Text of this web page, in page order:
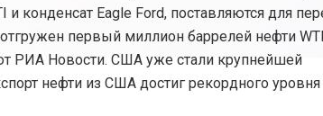
конденсат Eagle Ford, поставляются для
первый миллион баррелей нефти
РИА Новости. США уже стали крупнейшей
нефти из США достиг рекордного